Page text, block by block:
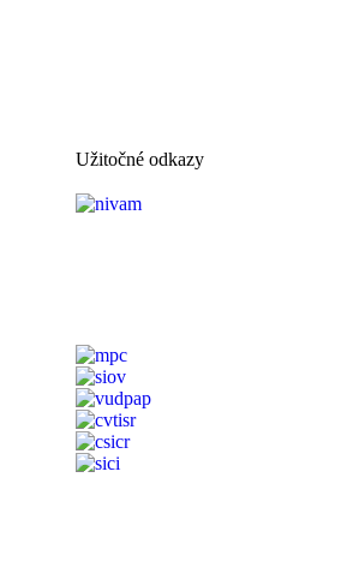
Užitočné odkazy